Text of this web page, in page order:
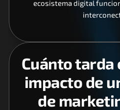
ecosistema digital
Cuánto tarda
impacto de
de